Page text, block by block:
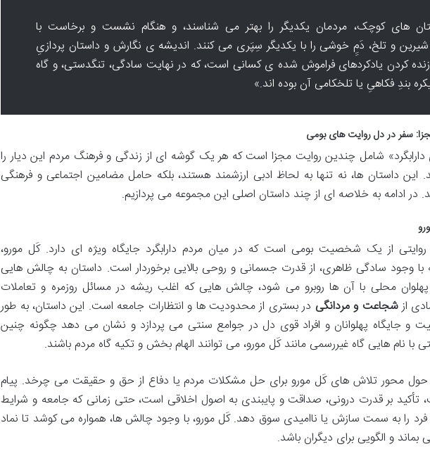
های کوچک، مردمان یکدیگر را بهتر می شناسند، و هنگام نشست و برخاست با
شیرین و تلخ، دَمِِ خوشی را با یکدیگر سِپَری می کنند. اندیشه ی نگارش و داستان پردازیِ
کردن یادکردهای فراموش شده ی کسانی است، که در نهایت سادگی، تنگدستی، و گاه
بندِ فکاهیِ یا تلخکامی آن بوده اند.»
سفر در دل روایت های بومی
شامل چندین روایت مجزا است که هر یک گوشه ای از زندگی و فرهنگ مردم این دیار را
داستان ها، نه تنها به لحاظ ادبی ارزشمند هستند، بلکه حامل مضامین اجتماعی و فرهنگی
در ادامه به خلاصه ای از چند داستان اصلی این مجموعه می پردازیم.
روایتی از یک شخصیت بومی است که در میان مردم دارابگرد جایگاه ویژه ای دارد. کَل مورو،
وجود سادگی ظاهری، از قدرت جسمانی و روحی بالایی برخوردار است. داستان به چالش هایی
محلی با آن ها روبرو می شود، چالش هایی که اغلب ریشه در مسائل روزمره و تعاملات
ازشجاعت و مردانگی در بستری از محدودیت ها و انتظارات جامعه است. این داستان، به طور
و جایگاه پهلوانان و افراد قوی دل در جوامع سنتی می پردازد و نشان می دهد چگونه چنین
نام هایی گاه غیررسمی مانند کَل مورو، می توانند الهام بخش و تکیه گاه مردم باشند.
حول محور تلاش های کَل مورو برای حل مشکلات مردم یا دفاع از حق و حقیقت می چرخد. پیام
تأکید بر قدرت درونی، صداقت و پایبندی به اصول اخلاقی است، حتی زمانی که جامعه و شرایط
را به سمت سازش یا ناامیدی سوق دهد. کَل مورو، با وجود چالش ها، همواره می کوشد تا نماد
بماند و الگویی برای دیگران باشد.